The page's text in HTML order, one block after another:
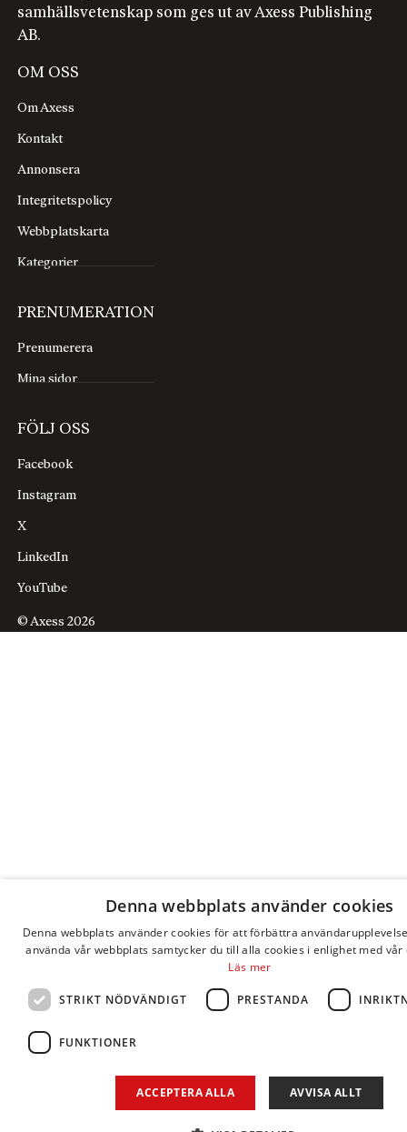
samhällsvetenskap som ges ut av Axess Publishing
AB.
OM OSS
Om Axess
Kontakt
Annonsera
Integritetspolicy
Webbplatskarta
Kategorier
PRENUMERATION
Prenumerera
Mina sidor
FÖLJ OSS
Facebook
Instagram
X
LinkedIn
YouTube
© Axess 2026
Denna webbplats använder cookies
Denna webbplats använder cookies för att förbättra
använda vår webbplats samtycker du till alla cookies i enlighet med vår
Läs mer
STRIKT NÖDVÄNDIGT PRESTANDA
FUNKTIONER
ACCEPTERA ALLA AVVISA ALLT